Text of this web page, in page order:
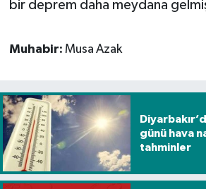
bir deprem daha meydana
Muhabir: Musa Azak
günü hava
tahminler
Spor
Yaşam